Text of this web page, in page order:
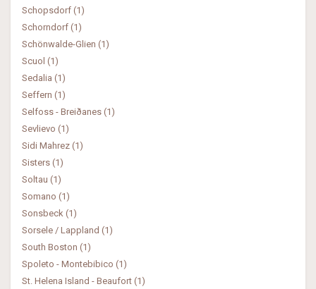
Schopsdorf (1)
Schorndorf (1)
Schönwalde-Glien (1)
Scuol (1)
Sedalia (1)
Seffern (1)
Selfoss - Breiðanes (1)
Sevlievo (1)
Sidi Mahrez (1)
Sisters (1)
Soltau (1)
Somano (1)
Sonsbeck (1)
Sorsele / Lappland (1)
South Boston (1)
Spoleto - Montebibico (1)
St. Helena Island - Beaufort (1)